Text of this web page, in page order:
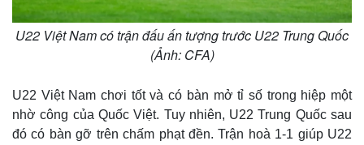
U22 Việt Nam có trận đấu ấn tượng trước U22 Trung Quốc
(Ảnh: CFA)
U22 Việt Nam chơi tốt và có bàn mở tỉ số trong hiệp một
nhờ công của Quốc Việt. Tuy nhiên, U22 Trung Quốc sau
đó có bàn gỡ trên chấm phạt đền. Trận hoà 1-1 giúp U22